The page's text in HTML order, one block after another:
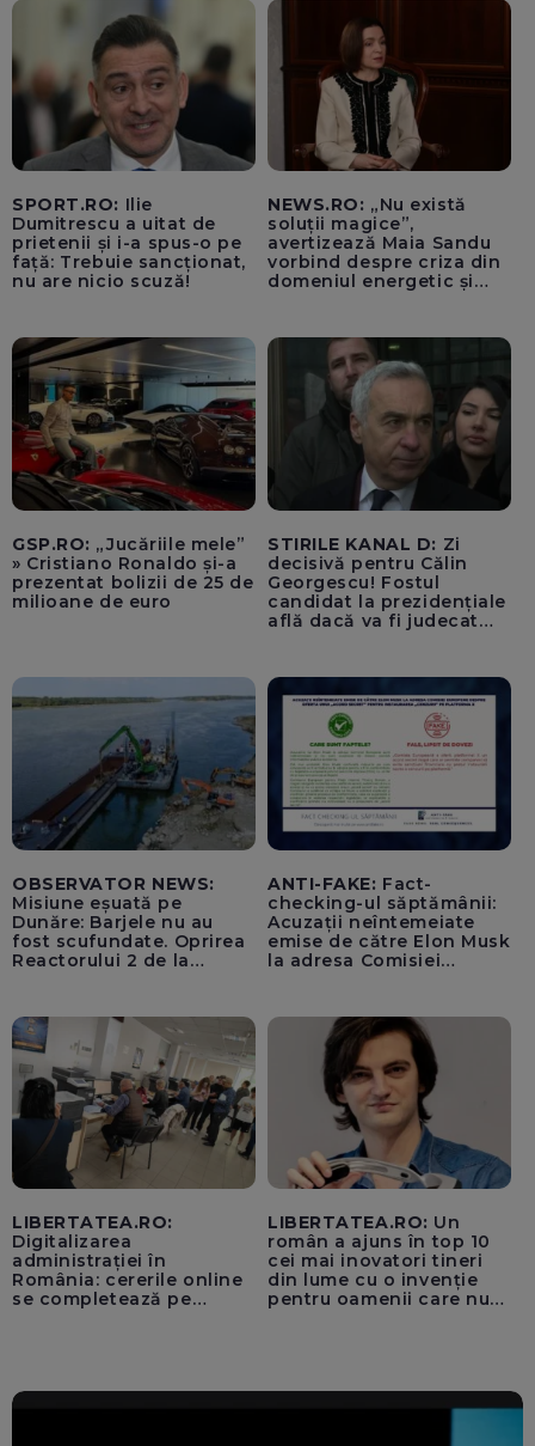
SPORT.RO: Ilie
Dumitrescu a uitat de
prietenii și i-a spus-o pe
față: Trebuie sancționat,
nu are nicio scuză!
NEWS.RO: „Nu există
soluții magice”,
avertizează Maia Sandu
vorbind despre criza din
domeniul energetic și
economii: „Altfel vom
plăti tarife foarte mari”
GSP.RO: „Jucăriile mele”
» Cristiano Ronaldo și-a
prezentat bolizii de 25 de
milioane de euro
STIRILE KANAL D: Zi
decisivă pentru Călin
Georgescu! Fostul
candidat la prezidențiale
află dacă va fi judecat
OBSERVATOR NEWS:
Misiune eșuată pe
Dunăre: Barjele nu au
fost scufundate. Oprirea
Reactorului 2 de la
ANTI-FAKE: Fact-
checking-ul săptămânii:
Acuzații neîntemeiate
emise de către Elon Musk
la adresa Comisiei
pentru instaurarea
„cenzurii” pe platforma X
LIBERTATEA.RO:
Digitalizarea
administrației în
România: cererile online
se completează pe
LIBERTATEA.RO: Un
român a ajuns în top 10
cei mai inovatori tineri
din lume cu o invenție
pentru oamenii care nu